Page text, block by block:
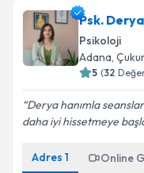
Psk.
Psikoloji
Adana,
5 (32
Derya hanımla
daha iyi hissetmeye
Adres 1 Online